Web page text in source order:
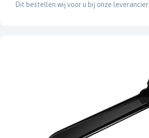
Dit bestellen wij voor u bij onze leverancier